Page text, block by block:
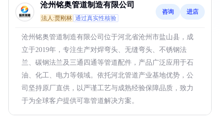
沧州铭奥管道制造有限公司
法人:贾刚林 通过真实性核验
咨询 进店
沧州铭奥管道制造有限公司位于河北省沧州市盐山县，成
立于2019年，专注生产对焊弯头、无缝弯头、不锈钢法
兰、碳钢法兰及三通四通等管道配件，产品广泛应用于石
油、化工、电力等领域。依托河北管道产业基地优势，公
司坚持原厂直供，以严谨工艺与成熟经验保障品质，致力
于为全球客户提供可靠管道解决方案。